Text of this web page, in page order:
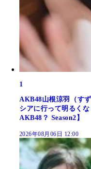
1
AKB48山根涼羽（す
シアに行って明るく
AKB48？ Season2】
2026年08月06日 12:00